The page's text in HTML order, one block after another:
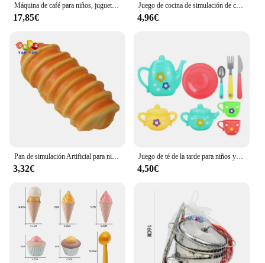
17,85€
Juego de cocina de simulación de comida para niña, juego de té, juego de corte, juguetes educativos para niños, cumpleaños de 3 años
4,96€
3,32€
Juego de té de la tarde para niños y niñas, casa de juegos de simulación colorida, taza de té, tetera, cuchara, platillo, Kit de pastel, juguetes para niños
4,50€